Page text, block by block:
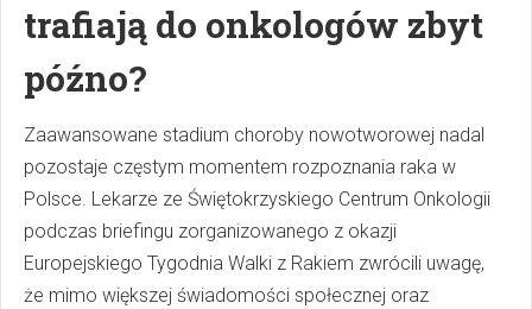
trafiają do onkologów zbyt
późno?
Zaawansowane stadium choroby nowotworowej nadal
pozostaje częstym momentem rozpoznania raka w
Polsce. Lekarze ze Świętokrzyskiego Centrum Onkologii
podczas briefingu zorganizowanego z okazji
Europejskiego Tygodnia Walki z Rakiem zwrócili uwagę,
że mimo większej świadomości społecznej oraz